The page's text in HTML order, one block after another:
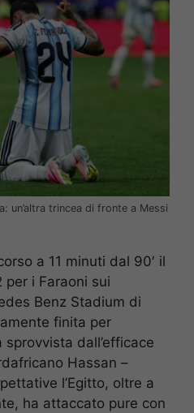
un’altra trincea di fronte a Messi
a 11 minuti dal 90′ il
i Faraoni sui
Benz Stadium di
finita per
sprovvista dall’efficace
Hassan –
l’Egitto, oltre a
ha attaccato pure con